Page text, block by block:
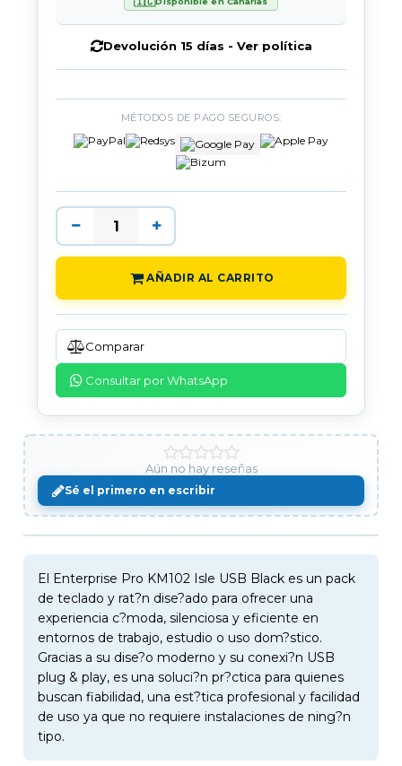
Devolución 15 días - Ver política
MÉTODOS DE PAGO SEGUROS:
AÑADIR AL CARRITO
Comparar
Consultar por WhatsApp
Aún no hay reseñas
Sé el primero en escribir
El Enterprise Pro KM102 Isle USB Black es un pack
de teclado y rat?n dise?ado para ofrecer una
experiencia c?moda, silenciosa y eficiente en
entornos de trabajo, estudio o uso dom?stico.
Gracias a su dise?o moderno y su conexi?n USB
plug & play, es una soluci?n pr?ctica para quienes
buscan fiabilidad, una est?tica profesional y facilidad
de uso ya que no requiere instalaciones de ning?n
tipo.